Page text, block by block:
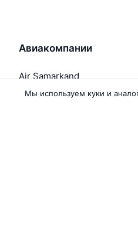
Авиакомпании
Air Samarkand
Россия
Мы используем куки и